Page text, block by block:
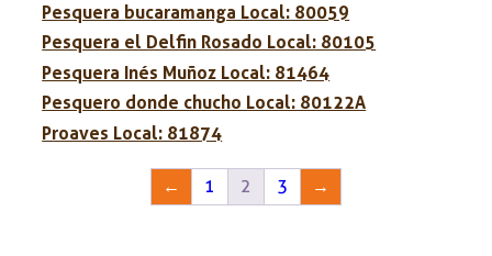
Pesquera bucaramanga Local: 80059
Pesquera el Delfin Rosado Local: 80105
Pesquera Inés Muñoz Local: 81464
Pesquero donde chucho Local: 80122A
Proaves Local: 81874
← 1 2 3 →